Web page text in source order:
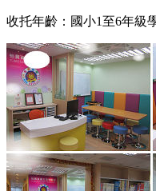
收托年齡：國小1至6年級